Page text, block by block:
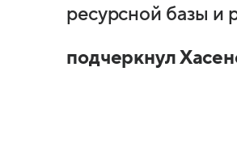
ресурсной базы и
подчеркнул